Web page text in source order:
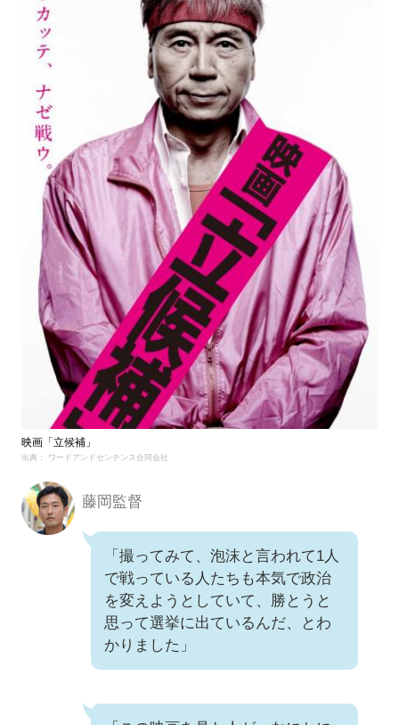
映画「立候補」
出典： ワードアンドセンテンス合同会社
藤岡監督
「撮ってみて、泡沫と言われて1人
で戦っている人たちも本気で政治
を変えようとしていて、勝とうと
思って選挙に出ているんだ、とわ
かりました」